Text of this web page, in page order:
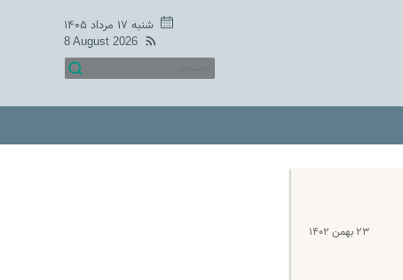
شنبه ۱۷ مرداد ۱۴۰۵
8 August 2026
۲۳ بهمن ۱۴۰۲